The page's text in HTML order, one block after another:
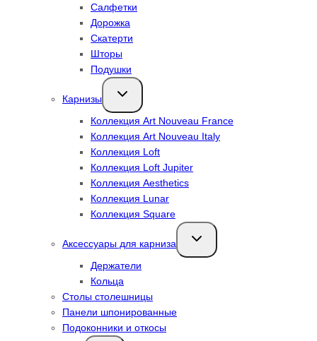
Салфетки
Дорожка
Скатерти
Шторы
Подушки
Карнизы
Переключить
дочернее
Коллекция Art Nouveau France
Коллекция Art Nouveau Italy
Коллекция Loft
Коллекция Loft Jupiter
Коллекция Aesthetics
Коллекция Lunar
Коллекция Square
Аксессуары для карниза
Переключить
дочернее
Держатели
Кольца
Столы столешницы
Панели шпонированные
Подоконники и откосы